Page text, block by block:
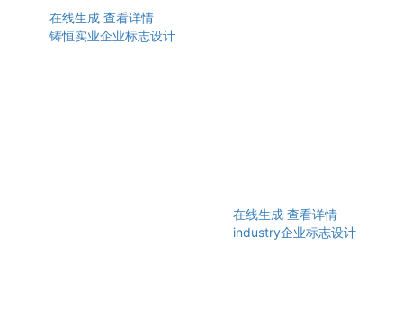
在线生成 查看详情
铸恒实业企业标志设计
在线生成 查看详情
industry企业标志设计